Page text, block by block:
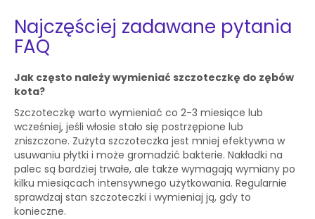
Najczęściej zadawane pytania
FAQ
Jak często należy wymieniać szczoteczkę do zębów
kota?
Szczoteczkę warto wymieniać co 2-3 miesiące lub
wcześniej, jeśli włosie stało się postrzępione lub
zniszczone. Zużyta szczoteczka jest mniej efektywna w
usuwaniu płytki i może gromadzić bakterie. Nakładki na
palec są bardziej trwałe, ale także wymagają wymiany po
kilku miesiącach intensywnego użytkowania. Regularnie
sprawdzaj stan szczoteczki i wymieniaj ją, gdy to
konieczne.